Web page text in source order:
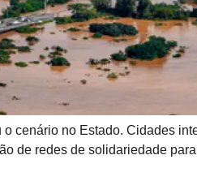
cenário no Estado. Cidades
de redes de solidariedade